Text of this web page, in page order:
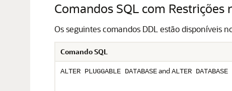
Comandos SQL com
Os seguintes comandos DDL estão disponíveis
Comando SQL
ALTER PLUGGABLE DATABASEandALTER DATABASE